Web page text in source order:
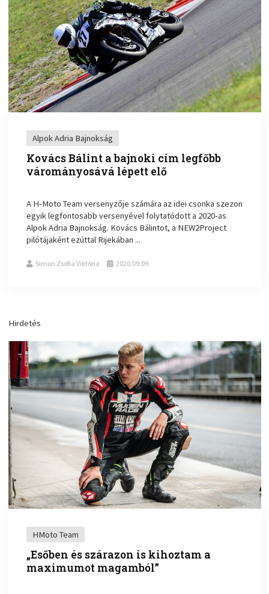
Alpok Adria Bajnokság
Kovács Bálint a bajnoki cím legfőbb
várományosává lépett elő
A H-Moto Team versenyzője számára az idei csonka szezon
egyik legfontosabb versenyével folytatódott a 2020-as
Alpok Adria Bajnokság. Kovács Bálintot, a NEW2Project
pilótájaként ezúttal Rijekában ...
Simon Zsófia Viktória 2020.09.09.
Hirdetés
HMoto Team
„Esőben és szárazon is kihoztam a
maximumot magamból”